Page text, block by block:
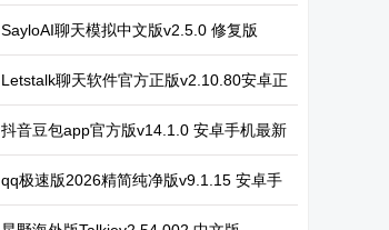
SayloAI聊天模拟中文版v2.5.0 修复版
Letstalk聊天软件官方正版v2.10.80安卓正
版
抖音豆包app官方版v14.1.0 安卓手机最新
版
qq极速版2026精简纯净版v9.1.15 安卓手
机版